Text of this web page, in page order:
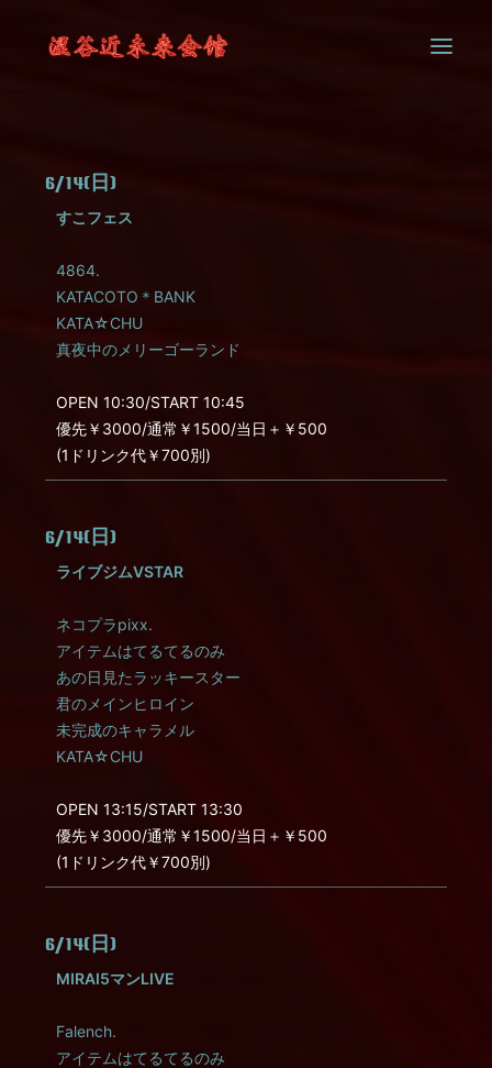
CONTACT6/14(日)
すこフェス
4864.
KATACOTO＊BANK
KATA☆CHU
真夜中のメリーゴーランド
OPEN 10:30/START 10:45
優先￥3000/通常￥1500/当日＋￥500
(1ドリンク代￥700別)
6/14(日)
ライブジムVSTAR
ネコプラpixx.
アイテムはてるてるのみ
あの日見たラッキースター
君のメインヒロイン
未完成のキャラメル
KATA☆CHU
OPEN 13:15/START 13:30
優先￥3000/通常￥1500/当日＋￥500
(1ドリンク代￥700別)
6/14(日)
MIRAI5マンLIVE
Falench.
アイテムはてるてるのみ